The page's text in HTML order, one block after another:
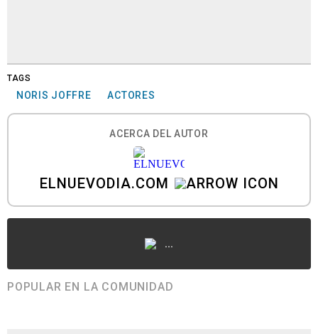
TAGS
NORIS JOFFRE ACTORES
ACERCA DEL AUTOR
ELNUEVODIA.COM
...
POPULAR EN LA COMUNIDAD